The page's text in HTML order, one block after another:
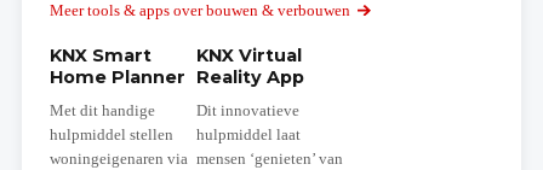
Meer tools & apps over bouwen & verbouwen
KNX Smart
Home Planner
Met dit handige
hulpmiddel stellen
woningeigenaren via
KNX Virtual
Reality App
Dit innovatieve
hulpmiddel laat
mensen ‘genieten’ van